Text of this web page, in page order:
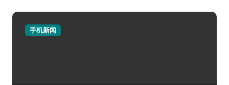
手机新闻